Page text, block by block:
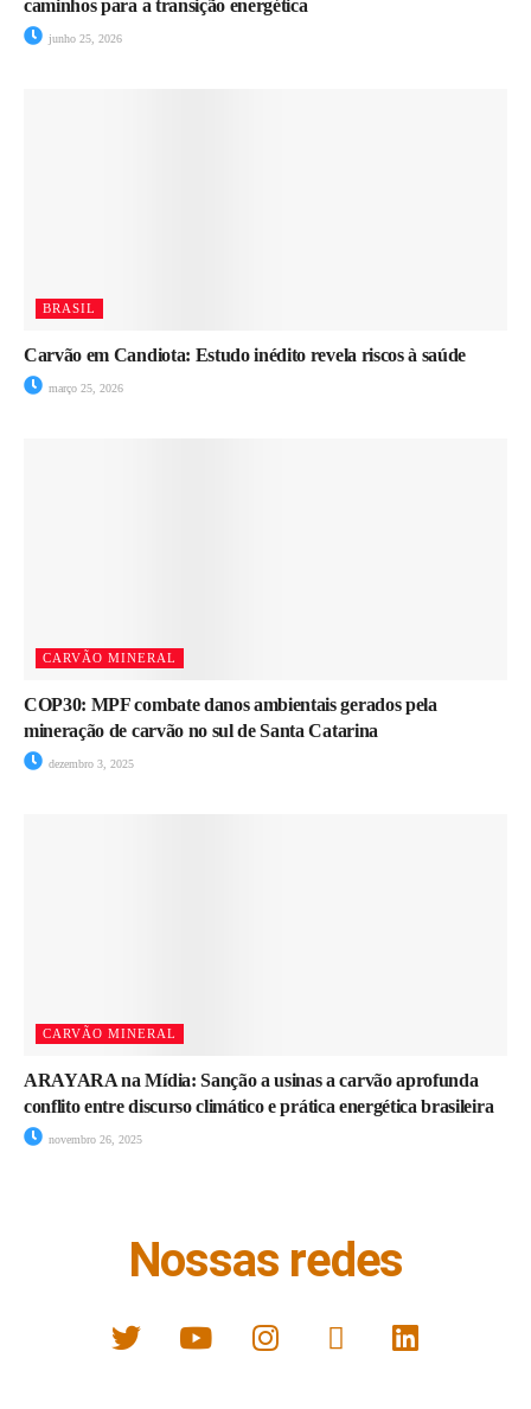
caminhos para a transição energética
junho 25, 2026
BRASIL
Carvão em Candiota: Estudo inédito revela riscos à saúde
março 25, 2026
CARVÃO MINERAL
COP30: MPF combate danos ambientais gerados pela
mineração de carvão no sul de Santa Catarina
dezembro 3, 2025
CARVÃO MINERAL
ARAYARA na Mídia: Sanção a usinas a carvão aprofunda
conflito entre discurso climático e prática energética brasileira
novembro 26, 2025
Nossas redes